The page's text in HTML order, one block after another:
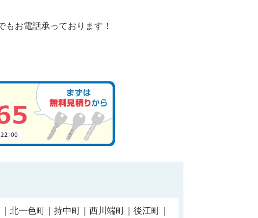
お電話承っております！
北一色町｜持中町｜西川端町｜後江町｜